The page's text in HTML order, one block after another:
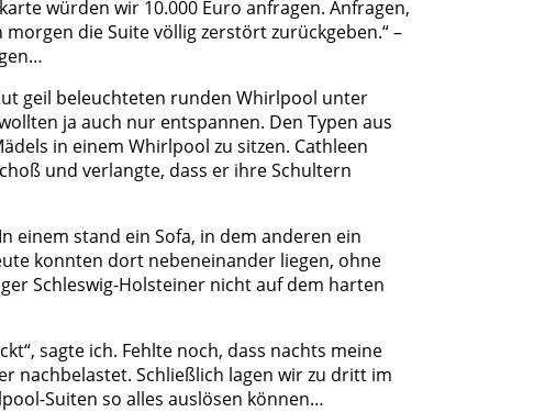
würden wir 10.000 Euro anfragen. Anfragen,
die Suite völlig zerstört zurückgeben.“ –
geil beleuchteten runden Whirlpool unter
ja auch nur entspannen. Den Typen aus
in einem Whirlpool zu sitzen. Cathleen
und verlangte, dass er ihre Schultern
einem stand ein Sofa, in dem anderen ein
konnten dort nebeneinander liegen, ohne
Schleswig-Holsteiner nicht auf dem harten
sagte ich. Fehlte noch, dass nachts meine
nachbelastet. Schließlich lagen wir zu dritt im
Suiten so alles auslösen können…